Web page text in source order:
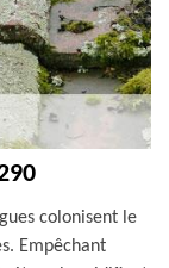
colonisent le
Empêchant